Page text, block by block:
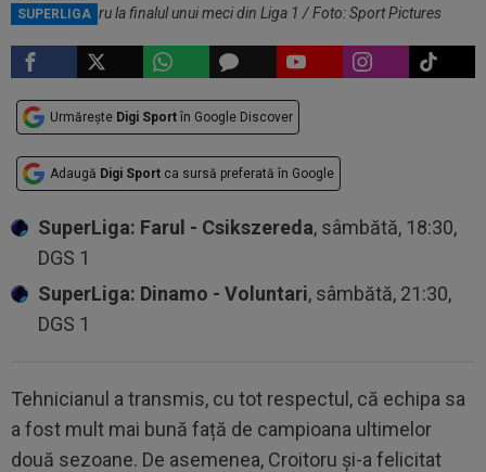
SUPERLIGA
Marius Croitoru la finalul unui meci din Liga 1 / Foto: Sport Pictures
Urmărește Digi Sport în Google Discover
Adaugă Digi Sport ca sursă preferată în Google
SuperLiga: Farul - Csikszereda, sâmbătă, 18:30,
DGS 1
SuperLiga: Dinamo - Voluntari, sâmbătă, 21:30,
DGS 1
Tehnicianul a transmis, cu tot respectul, că echipa sa
a fost mult mai bună față de campioana ultimelor
două sezoane. De asemenea, Croitoru și-a felicitat